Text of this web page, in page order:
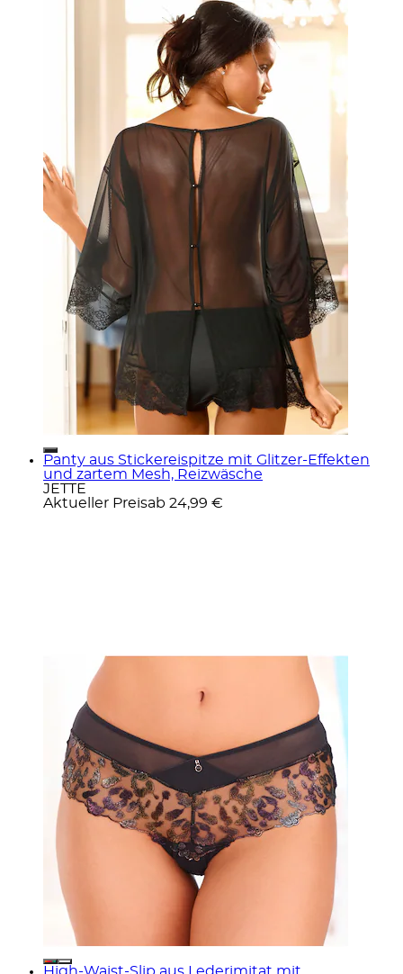
Panty aus Stickereispitze mit Glitzer-Effekten
und zartem Mesh, Reizwäsche
JETTE
Aktueller Preisab 24,99 €